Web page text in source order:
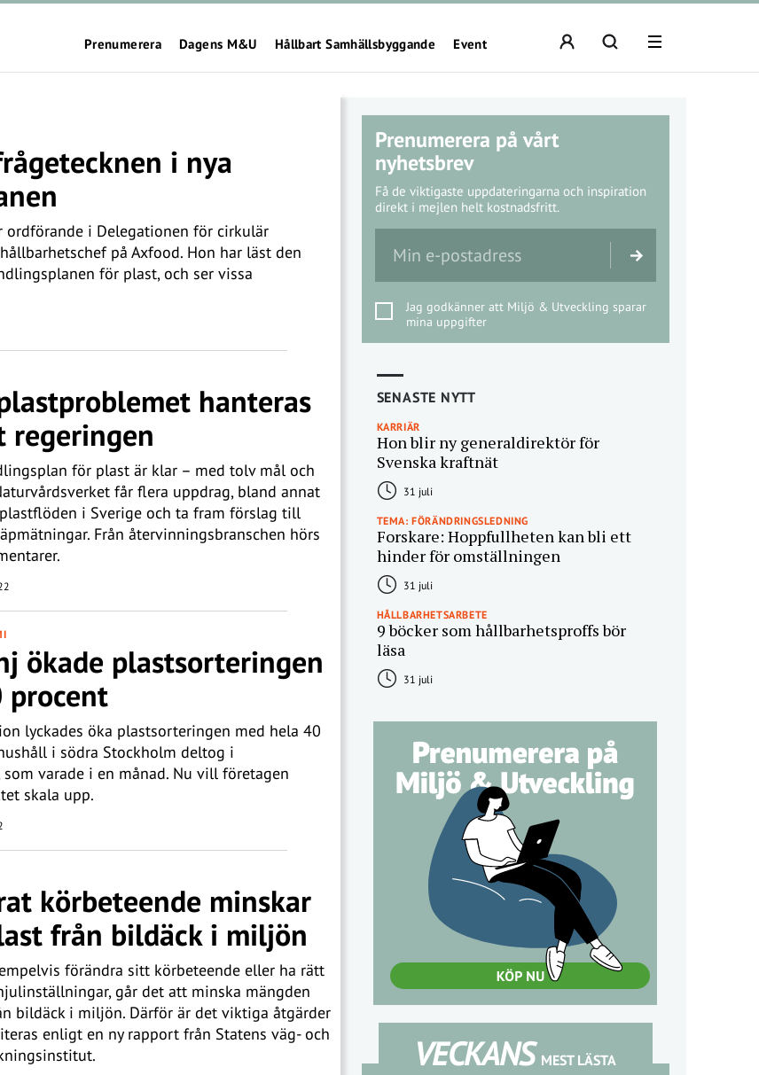
Prenumerera Dagens M&U Hållbart Samhällsbyggande Event
i nya
ordförande i Delegationen för cirkulär
på Axfood. Hon har läst den
för plast, och ser vissa
hanteras
regeringen
för plast är klar – med tolv mål och
får flera uppdrag, bland annat
i Sverige och ta fram förslag till
Från återvinningsbranschen hörs
ökade plastsorteringen
procent
lyckades öka plastsorteringen med hela 40
i södra Stockholm deltog i
varade i en månad. Nu vill företagen
skala upp.
körbeteende minskar
från bildäck i miljön
förändra sitt körbeteende eller ha rätt
går det att minska mängden
bildäck i miljön. Därför är det viktiga åtgärder
enligt en ny rapport från Statens väg- och
Prenumerera på vårt
nyhetsbrev
Få de viktigaste uppdateringarna och inspiration
direkt i mejlen helt kostnadsfritt.
Jag godkänner att Miljö & Utveckling sparar
mina uppgifter
SENASTE NYTT
KARRIÄR
Hon blir ny generaldirektör för
Svenska kraftnät
31 juli
TEMA: FÖRÄNDRINGSLEDNING
Forskare: Hoppfullheten kan bli ett
hinder för omställningen
31 juli
HÅLLBARHETSARBETE
9 böcker som hållbarhetsproffs bör
läsa
31 juli
VECKANS MEST LÄSTA